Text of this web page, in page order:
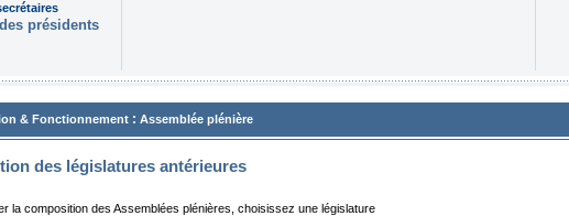
présidents
& Fonctionnement : Assemblée plénière
des législatures antérieures
la composition des Assemblées plénières, choisissez une législature